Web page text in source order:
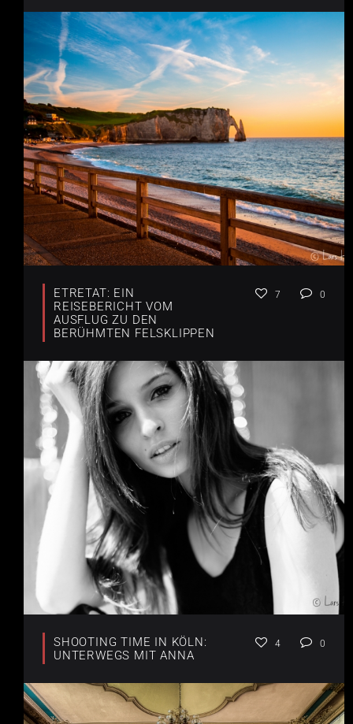
ETRETAT: EIN
REISEBERICHT VOM
AUSFLUG ZU DEN
BERÜHMTEN FELSKLIPPEN
7 0
SHOOTING TIME IN KÖLN:
UNTERWEGS MIT ANNA
4 0